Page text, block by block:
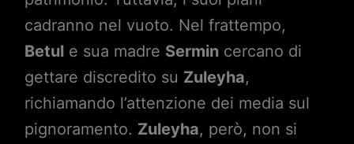
cadranno nel vuoto. Nel frattempo,
Betule sua madre Sermincercano di
gettare discredito su Zuleyha,
richiamando l’attenzione dei media sul
pignoramento. Zuleyha, però, non si